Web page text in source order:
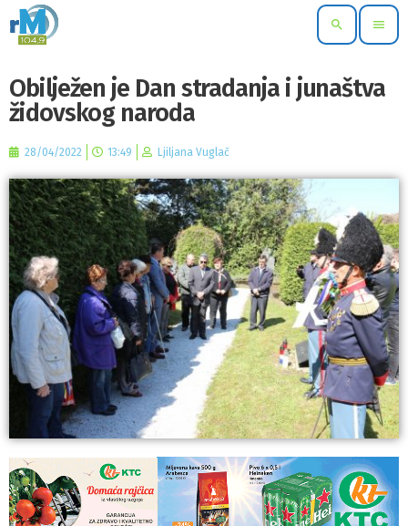
search menu
Obilježen je Dan stradanja i junaštva
židovskog naroda
28/04/2022 13:49 Ljiljana Vuglač